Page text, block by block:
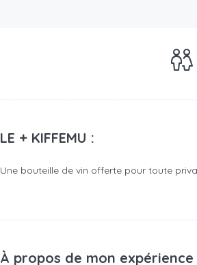
LE + KIFFEMU :
Une bouteille de vin offerte pour toute
À propos de mon expérience